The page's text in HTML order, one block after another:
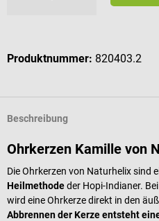
Produktnummer: 820403.2
Beschreibung
Ohrkerzen Kamille von
Die Ohrkerzen von Naturhelix sind
Heilmethodeder Hopi-Indianer.
wird eine Ohrkerze direkt in den
Abbrennen der Kerze entsteht